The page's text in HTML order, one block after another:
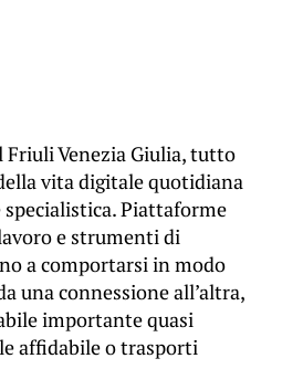
Venezia Giulia, tutto
vita digitale quotidiana
Piattaforme
e strumenti di
a comportarsi in modo
una connessione all’altra,
importante quasi
affidabile o trasporti